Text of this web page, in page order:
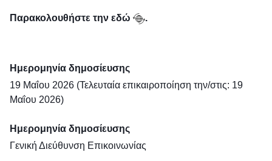
Παρακολουθήστε την εδώ .
Ημερομηνία δημοσίευσης
19 Μαΐου 2026 (Τελευταία επικαιροποίηση την/στις: 19
Μαΐου 2026)
Ημερομηνία δημοσίευσης
Γενική Διεύθυνση Επικοινωνίας